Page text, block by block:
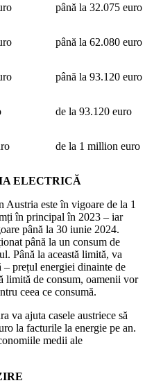
până la 32.075 euro
până la 62.080 euro
până la 93.120 euro
de la 93.120 euro
de la 1 million euro
ELECTRICĂ
Austria este în vigoare de la 1
în principal în 2023 – iar
până la 30 iunie 2024.
până la un consum de
Până la această limită, va
prețul energiei dinainte de
limită de consum, oamenii vor
ceea ce consumă.
va ajuta casele austriece să
la facturile la energie pe an.
medii ale